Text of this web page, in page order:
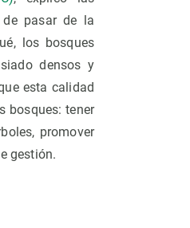
pasar de la
los bosques
densos y
esta calidad
bosques: tener
promover
gestión.